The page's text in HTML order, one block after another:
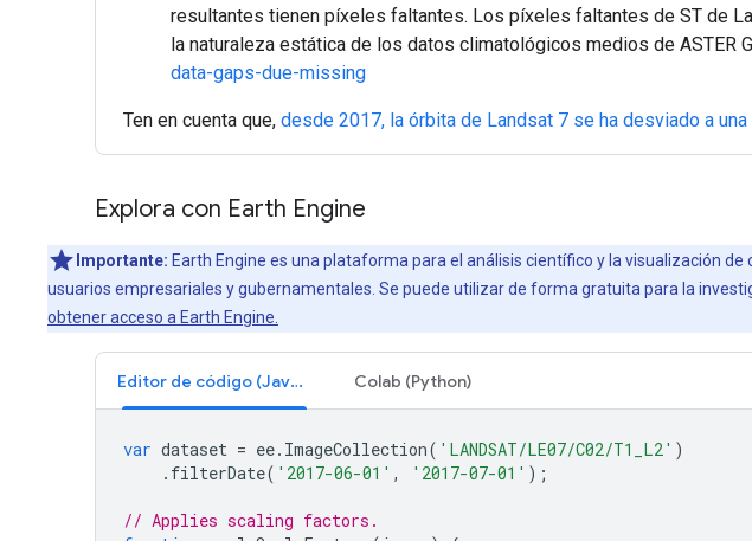
resultantes tienen píxeles faltantes. Los píxeles faltantes de ST de
la naturaleza estática de los datos climatológicos medios de ASTER
data-gaps-due-missing
Ten en cuenta que, desde 2017, la órbita de Landsat 7 se ha desviado a
Explora con Earth Engine
Importante: Earth Engine es una plataforma para el análisis científico y la visualización
usuarios empresariales y gubernamentales. Se puede utilizar de forma gratuita para la
obtener acceso a Earth Engine.
Editor de código (JavaScript) Colab (Python)
var dataset = ee. ImageCollection( 'LANDSAT/LE07/C02/T1_L2' )
. filterDate( '2017-06-01' , '2017-07-01' );
// Applies scaling factors.